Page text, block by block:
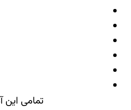
تمامی این